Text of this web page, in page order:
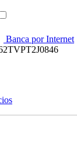
Banca por Internet